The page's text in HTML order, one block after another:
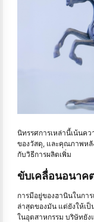
นิทรรศการเหล่านี้เน้นค
ของวัสดุ, และคุณภาพหลั
กับวิธีการผลิตเพิ่ม
ขับเคลื่อนอนาค
การมีอยู่ของฮานินในกา
ล่าสุดของมัน แต่ยังให้เ
ในอุตสาหกรรม บริษัทยั